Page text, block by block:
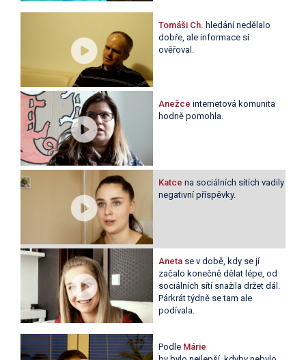
Tomáši Ch. hledání nedělalo
dobře, ale informace si
ověřoval.
Anežce internetová komunita
hodně pomohla.
Katce na sociálních sítích vadily
negativní příspěvky.
Aneta se v době, kdy se jí
začalo konečně dělat lépe, od
sociálních sítí snažila držet dál.
Párkrát týdně se tam ale
podívala.
Podle Márie